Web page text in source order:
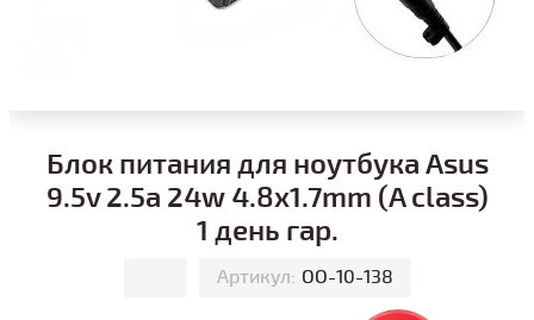
Блок питания для ноутбука Asus
9.5v 2.5a 24w 4.8x1.7mm (A class)
1 день гар.
Артикул: ОО-10-138